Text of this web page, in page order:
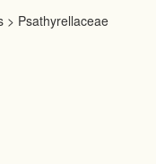
> Psathyrellaceae